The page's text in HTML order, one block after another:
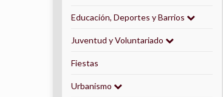
Educación, Deportes y Barrios
Juventud y Voluntariado
Fiestas
Urbanismo